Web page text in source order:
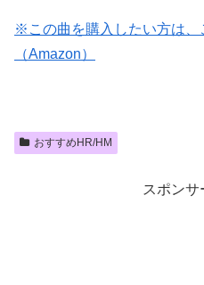
※この曲を購入したい方は、
（Amazon）
おすすめHR/HM
スポンサ